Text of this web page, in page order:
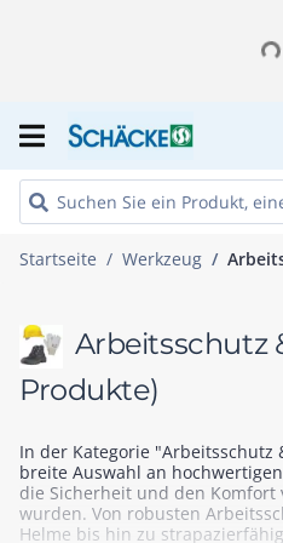
Startseite Werkzeug
Arbeitsschutz
Produkte)
In der Kategorie "Arbeitsschutz
breite Auswahl an
die Sicherheit und den
wurden. Von robusten
Helme bis hin zu